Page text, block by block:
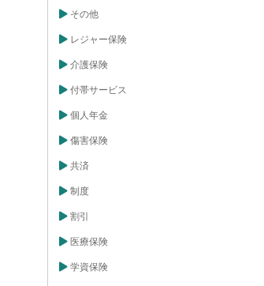
その他
レジャー保険
介護保険
付帯サービス
個人年金
傷害保険
共済
制度
割引
医療保険
学資保険